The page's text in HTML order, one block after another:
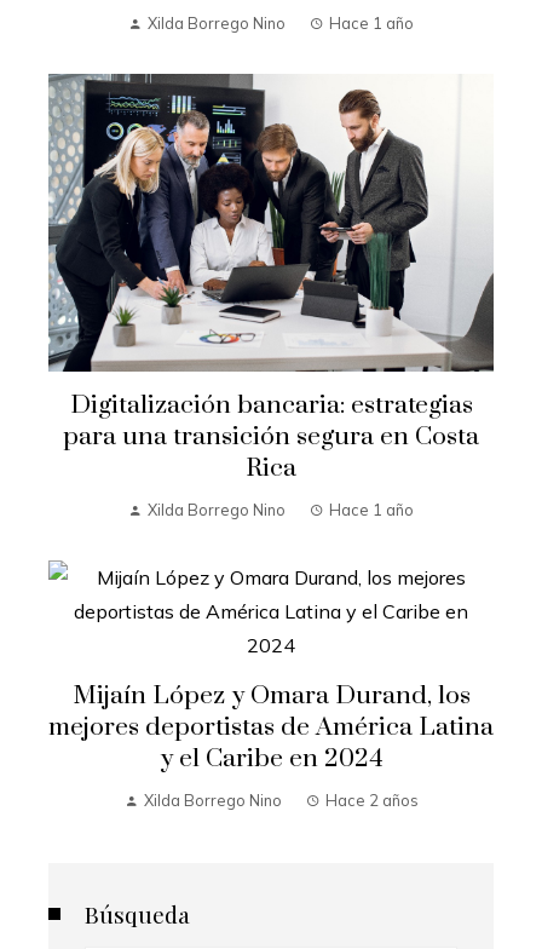
Xilda Borrego Nino Hace 1 año
Digitalización bancaria: estrategias
para una transición segura en Costa
Rica
Xilda Borrego Nino Hace 1 año
Mijaín López y Omara Durand, los
mejores deportistas de América Latina
y el Caribe en 2024
Xilda Borrego Nino Hace 2 años
Búsqueda